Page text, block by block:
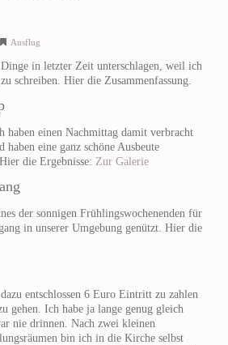
Ausflug
in letzter Zeit unterschlagen, weil ich
schreiben. Hier die Zusammenfassung.
haben einen Nachmittag damit verbracht
haben eine ganz schöne Ausbeute
die Ergebnisse: Zur Galerie
der sonnigen Frühlingswochenenden für
in unserer Umgebung genützt. Hier die
entschlossen 6 Euro Eintritt zu zahlen
gehen. Ich habe ja lange genug gleich
nie drinnen. Nach zwei kleinen
bin ich in die Kirche selbst